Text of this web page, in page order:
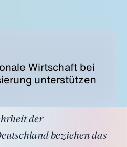
Wirtschaft bei
unterstützen
der
beziehen das